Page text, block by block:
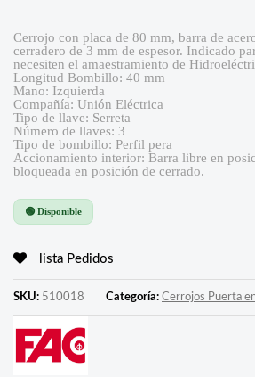
Cerrojo con placa de 80 mm, barra de
cerradero de 3 mm de espesor. Indicado
necesiten el amaestramiento de
Longitud Bombillo: 40 mm
Mano: Izquierda
Compañía: Unión Eléctrica
Tipo de llave: Serreta
Número de llaves: 3
Tipo de bombillo: Perfil pera
Accionamiento interior: Barra libre en
bloqueada en posición de cerrado.
🟢 Disponible
lista Pedidos
SKU: 510018 Categoría: Cerrojos Puerta